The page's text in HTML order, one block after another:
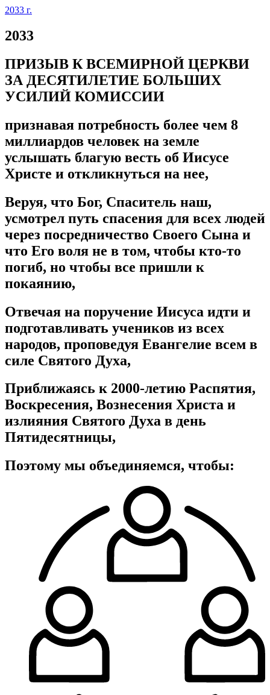
2033 г.
2033
ПРИЗЫВ К ВСЕМИРНОЙ ЦЕРКВИ
ЗА ДЕСЯТИЛЕТИЕ БОЛЬШИХ
УСИЛИЙ КОМИССИИ
признавая потребность более чем 8
миллиардов человек на земле
услышать благую весть об Иисусе
Христе и откликнуться на нее,
Веруя, что Бог, Спаситель наш,
усмотрел путь спасения для всех людей
через посредничество Своего Сына и
что Его воля не в том, чтобы кто-то
погиб, но чтобы все пришли к
покаянию,
Отвечая на поручение Иисуса идти и
подготавливать учеников из всех
народов, проповедуя Евангелие всем в
силе Святого Духа,
Приближаясь к 2000-летию Распятия,
Воскресения, Вознесения Христа и
излияния Святого Духа в день
Пятидесятницы,
Поэтому мы объединяемся, чтобы: